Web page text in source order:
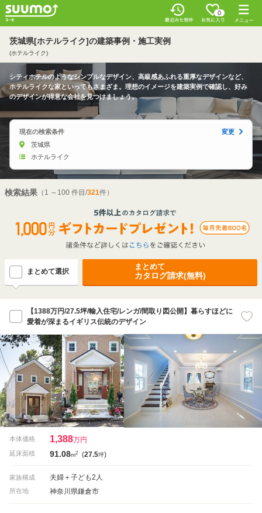
0
茨城県[ホテルライク]の建築事例・施工実例
(ホテルライク)
シティホテルのようなシンプルなデザイン、高級感あふれる重厚なデザインなど、
ホテルライクな家といってもさまざま。理想のイメージを建築実例で確認し、好み
のデザインが得意な会社を見つけましょう。
現在の検索条件
変更
茨城県
ホテルライク
検索結果 （1 ～100 件目/321件）
まとめて選択
まとめて
カタログ請求(無料)
【1388万円/27.5坪/輸入住宅/レンガ/間取り図公開】暮らすほどに
愛着が深まるイギリス伝統のデザイン
本体価格 1,388万円
延床面積 91.08m2 (27.5坪)
家族構成 夫婦＋子ども2人
所在地 神奈川県鎌倉市